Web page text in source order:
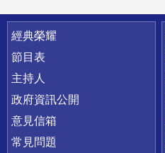
快速連結
經典榮耀
節目表
主持人
政府資訊公開
意見信箱
常見問題